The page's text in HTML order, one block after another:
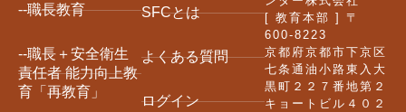
--職長教育
--職長＋安全衛生
責任者 能力向上教
育「再教育」
SFCとは
よくある質問
ログイン
[ 教育本部 ] 〒
600-8223
京都府京都市下京区
七条通油小路東入大
黒町２２７番地第２
キョートビル４０２